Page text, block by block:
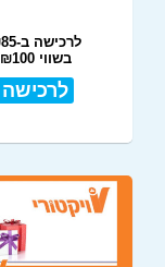
לרכישה ב-₪85
בשווי ₪100
לרכישה